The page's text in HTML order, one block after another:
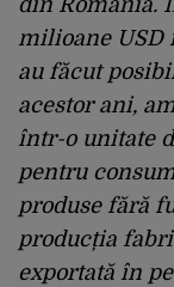
din România.
milioane USD
au făcut
acestor ani,
într-o unitate
pentru
produse fără
producția
exportată în